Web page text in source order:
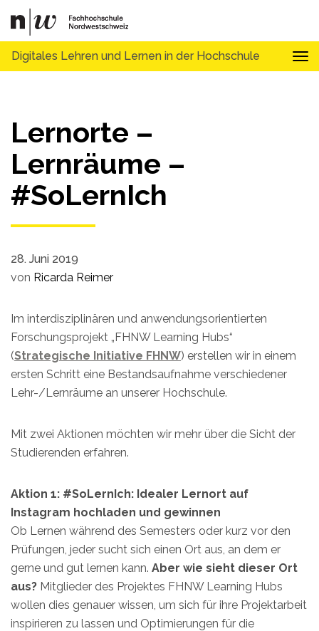
Digitales Lehren und Lernen in der Hochschule
Lernorte –
Lernräume –
#SoLernIch
28. Juni 2019
von Ricarda Reimer
Im interdisziplinären und anwendungsorientierten
Forschungsprojekt „FHNW Learning Hubs“
(Strategische Initiative FHNW) erstellen wir in einem
ersten Schritt eine Bestandsaufnahme verschiedener
Lehr-/Lernräume an unserer Hochschule.
Mit zwei Aktionen möchten wir mehr über die Sicht der
Studierenden erfahren.
Aktion 1: #SoLernIch: Idealer Lernort auf
Instagram hochladen und gewinnen
Ob Lernen während des Semesters oder kurz vor den
Prüfungen, jeder sucht sich einen Ort aus, an dem er
gerne und gut lernen kann. Aber wie sieht dieser Ort
aus? Mitglieder des Projektes FHNW Learning Hubs
wollen dies genauer wissen, um sich für ihre Projektarbeit
inspirieren zu lassen und Optimierungen für die